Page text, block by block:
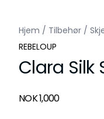
Hjem / Tilbehør /
REBELOUP
Clara Silk
Produktdetaljer
NOK 1,000